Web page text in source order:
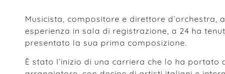
Musicista, compositore e direttore
esperienza in sala di registrazione, a 24 ha
presentato la sua prima composizione.
È stato l’inizio di una carriera che lo ha